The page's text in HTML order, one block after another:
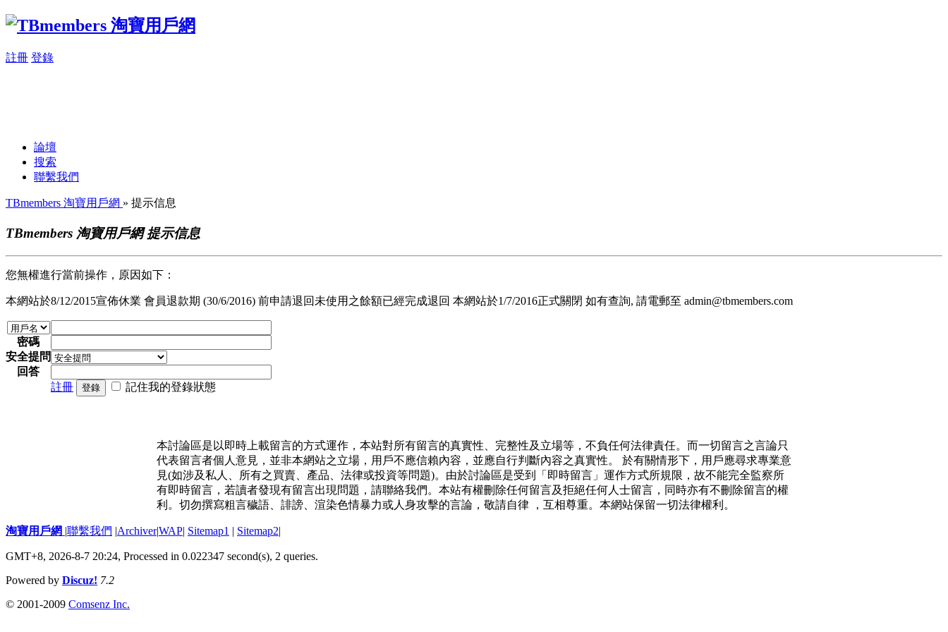
註冊 登錄
論壇
搜索
聯繫我們
TBmembers 淘寶用戶網 » 提示信息
TBmembers 淘寶用戶網 提示信息
您無權進行當前操作，原因如下：
本網站於8/12/2015宣佈休業 會員退款期 (30/6/2016) 前申請退回未使用之餘額已經完成退回 本網站於1/7/2016正式關閉 如有查詢, 請電郵至 admin@tbmembers.com
密碼
安全提問
回答
註冊
登錄 記住我的登錄狀態
本討論區是以即時上載留言的方式運作，本站對所有留言的真實性、完整性及立場等，不負任何法律責任。而一切留言之言論只
代表留言者個人意見，並非本網站之立場，用戶不應信賴內容，並應自行判斷內容之真實性。 於有關情形下，用戶應尋求專業意
見(如涉及私人、所有之買賣、產品、法律或投資等問題)。由於討論區是受到「即時留言」運作方式所規限，故不能完全監察所
有即時留言，若讀者發現有留言出現問題，請聯絡我們。本站有權刪除任何留言及拒絕任何人士留言，同時亦有不刪除留言的權
利。切勿撰寫粗言穢語、誹謗、渲染色情暴力或人身攻擊的言論，敬請自律 ，互相尊重。本網站保留一切法律權利。
淘寶用戶網 |聯繫我們 |Archiver|WAP| Sitemap1 | Sitemap2|
GMT+8, 2026-8-7 20:24, Processed in 0.022347 second(s), 2 queries.
Powered by Discuz! 7.2
© 2001-2009 Comsenz Inc.